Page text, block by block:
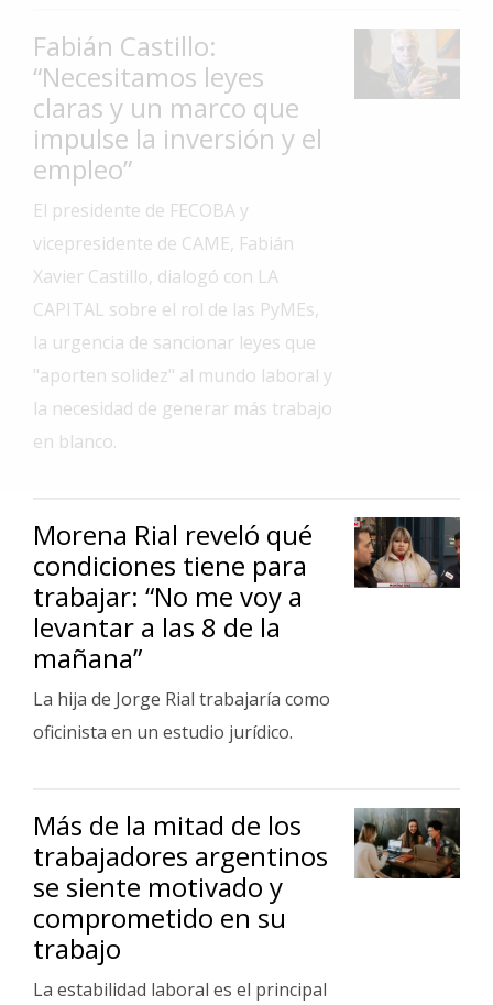
General
La
Ciudad
Deportes
Arte
Espectáculos
Policiales
Cartelera
Fotos
de
Familia
Fabián Castillo:
“Necesitamos leyes
claras y un marco que
impulse la inversión y el
empleo”
El presidente de FECOBA y
vicepresidente de CAME, Fabián
Xavier Castillo, dialogó con LA
CAPITAL sobre el rol de las PyMEs,
la urgencia de sancionar leyes que
"aporten solidez" al mundo laboral y
la necesidad de generar más trabajo
en blanco.
Morena Rial reveló qué
condiciones tiene para
trabajar: “No me voy a
levantar a las 8 de la
mañana”
La hija de Jorge Rial trabajaría como
oficinista en un estudio jurídico.
Más de la mitad de los
trabajadores argentinos
se siente motivado y
comprometido en su
trabajo
La estabilidad laboral es el principal